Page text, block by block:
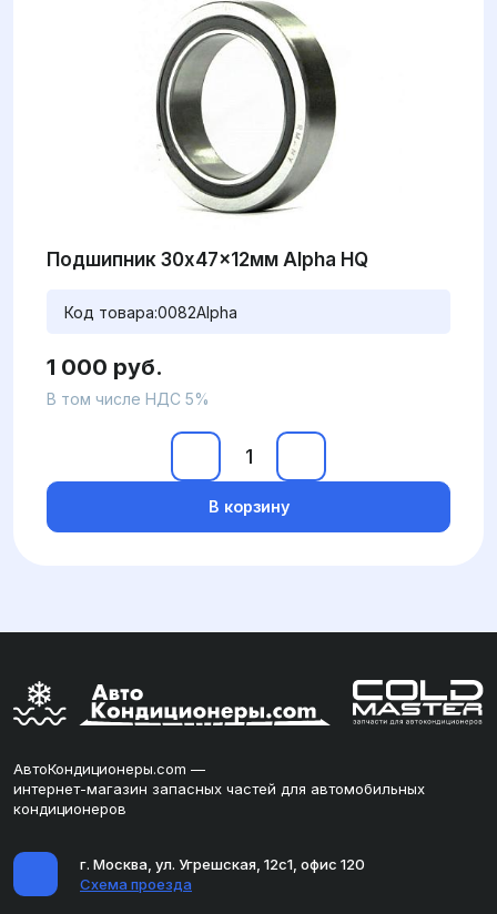
Подшипник 30x47x12мм Alpha HQ
Код товара:0082Alpha
1 000 руб.
В том числе НДС 5%
В корзину
АвтоКондиционеры.com —
интернет-магазин запасных частей для автомобильных
кондиционеров
г. Москва, ул. Угрешская, 12с1, офис 120
Схема проезда